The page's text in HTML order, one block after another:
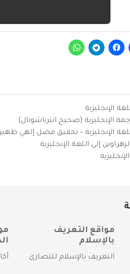
الإنجليزية
الإنجليزية (صحيح انترناشونال)
الإنجليزية – تحقيق فضل إلهي ظهير
إلى اللغة الإنجليزية
مواقع التعريف
بالإسلام
التعريف بالإسلام للنصارى